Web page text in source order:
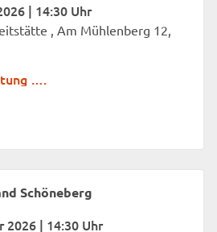
| 14:30 Uhr
, Am Mühlenberg 12,
….
Schöneberg
2026 | 14:30 Uhr